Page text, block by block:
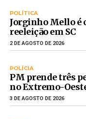
POLÍTICA
Jorginho Mello é
reeleição em SC
2 DE AGOSTO DE 2026
POLÍCIA
PM prende três
no Extremo-
3 DE AGOSTO DE 2026